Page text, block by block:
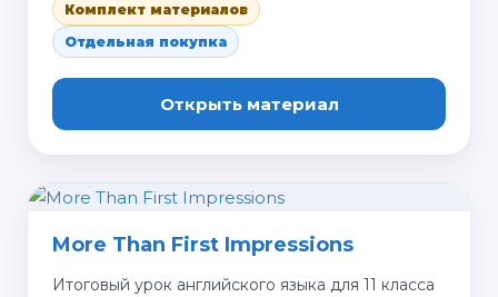
Комплект материалов
Отдельная покупка
Открыть материал
More Than First Impressions
Итоговый урок английского языка для 11 класса